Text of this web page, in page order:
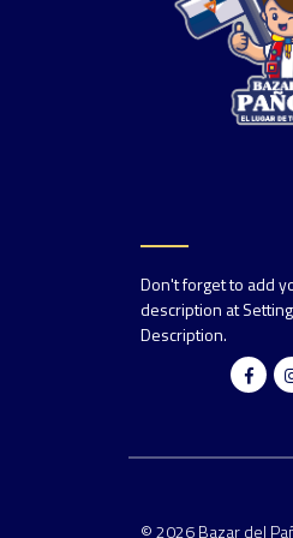
Don't forget to add
description at
Description.
© 2026 Bazar del